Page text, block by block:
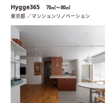
Hygge365 70㎡〜80㎡
東京都 ／マンションリノベーション